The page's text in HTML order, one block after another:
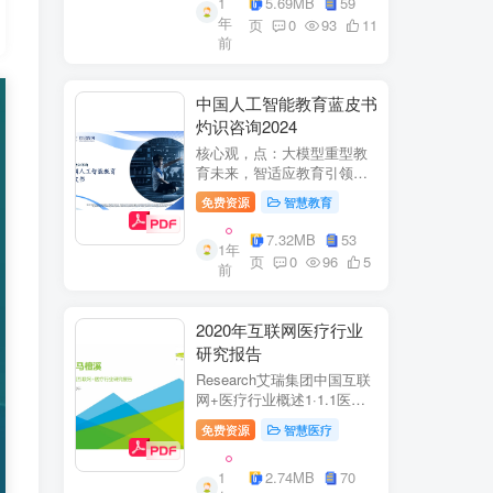
参编綦兵、谷金辉、温庆
福、王丹、岳...
年
前
页
0 93 11
中国人工智能教育蓝皮书
灼识咨询2024
核心观，点：大模型重型教
育未来，智适应教育引领
A+教有新纪元灼识咨询
China inshts Consultancy帆
观：深剂：洞来：失减：全
球故有革新浪湘2学习机妆占
硬件查头智道，应学习机市
免费资源 智慧教育
1年
前
7.32MB
53
页
0 96 5
2020年互联网医疗行业
研究报告
Research艾瑞集团中国互联
网+医疗行业概述1·1.1医疗
行业困境中国互联网+医疗行
业现状2中国互联网+医疗用
户行为洞察3中国互联网+医
疗热门赛道分析4中国互联网
免费资源 智慧医疗
1
2.74MB
70